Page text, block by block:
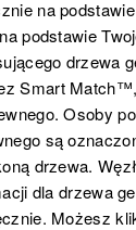
na
podstawie
drzewa
Smart
Osoby
są
drzewa.
dla drzewa
Możesz